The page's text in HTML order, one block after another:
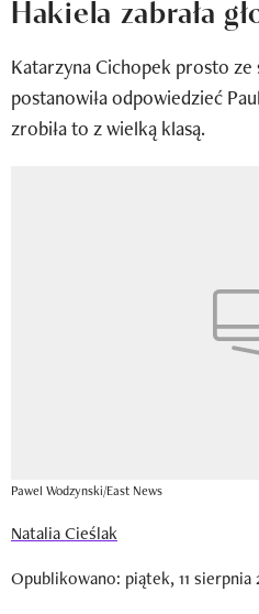
Newsletter
Wizaz Summer Influ School
Mój profil / Zarejestruj się
Hakiela zabrała
Katarzyna Cichopek prosto ze
postanowiła odpowiedzieć
zrobiła to z wielką klasą.
Pawel Wodzynski/East News
Natalia Cieślak
Opublikowano: piątek, 11 sierpnia